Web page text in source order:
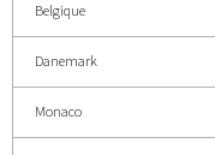
Belgique
Danemark
Monaco